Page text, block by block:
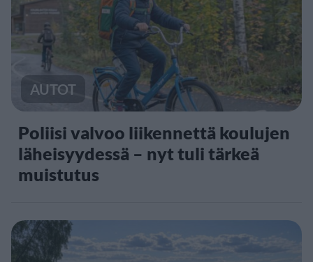
AUTOT
Poliisi valvoo liikennettä koulujen
läheisyydessä – nyt tuli tärkeä
muistutus